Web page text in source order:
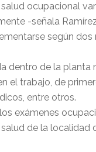
ocupacional
-señala
según dos
dentro de la
el trabajo, de
entre otros.
exámenes
de la localidad